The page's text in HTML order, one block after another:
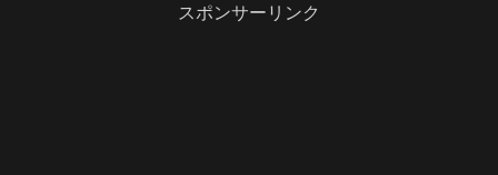
スポンサーリンク